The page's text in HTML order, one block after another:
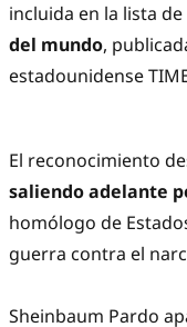
incluida en la lista de
del mundo,
estadounidense
El reconocimiento
saliendo adelante
homólogo de
guerra contra el
Sheinbaum Pardo